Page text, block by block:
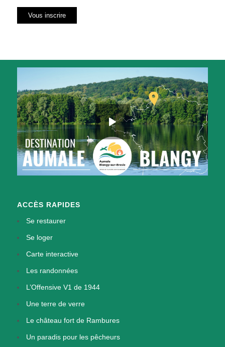
ACCÈS RAPIDES
Se restaurer
Se loger
Carte interactive
Les randonnées
L’Offensive V1 de 1944
Une terre de verre
Le château fort de Rambures
Un paradis pour les pêcheurs